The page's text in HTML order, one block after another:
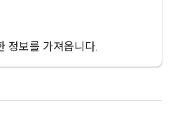
정보를 가져옵니다.